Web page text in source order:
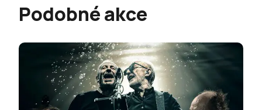
Podobné akce